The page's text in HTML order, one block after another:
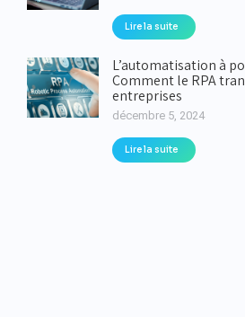
Lire la suite
L’automatisation à
Comment le RPA
entreprises
décembre 5, 2024
Lire la suite